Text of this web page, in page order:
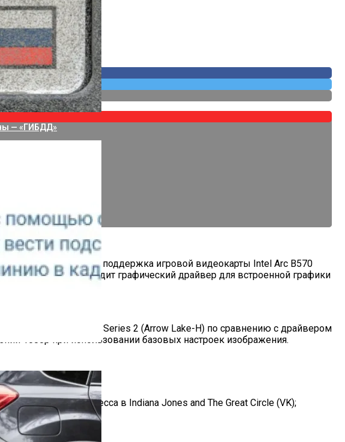
Но Не Своих Собственных
— «ГИБДД»
В него добавлена поддержка игровой видеокарты Intel Arc B570
также входит графический драйвер для встроенной графики
Intel Core Ultra Series 2 (Arrow Lake-H) по сравнению с драйвером
1080p при использовании базовых настроек изображения.
игрового процесса в Indiana Jones and The Great Circle (VK);